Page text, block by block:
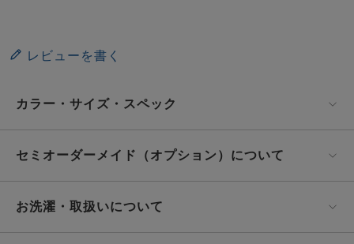
レビューを書く
カラー・サイズ・スペック
セミオーダーメイド（オプション）について
お洗濯・取扱いについて